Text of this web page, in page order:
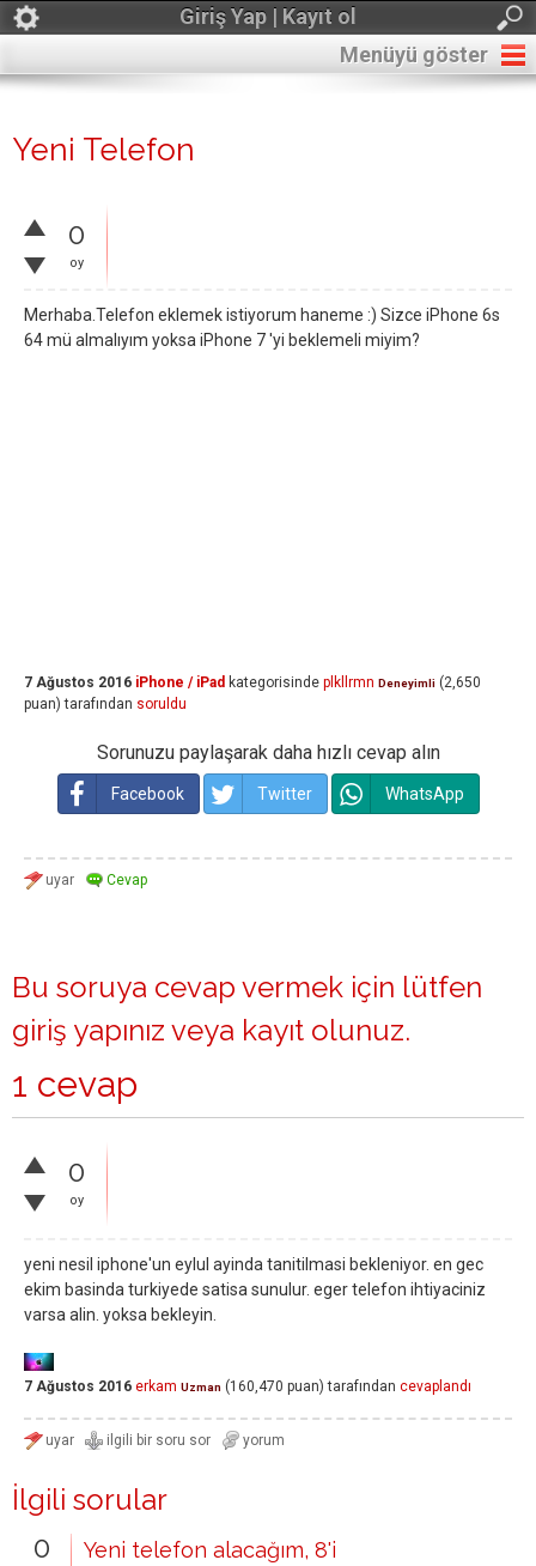
Giriş Yap | Kayıt ol
Menüyü göster
Yeni Telefon
0
oy
Merhaba.Telefon eklemek istiyorum haneme :) Sizce iPhone 6s
64 mü almalıyım yoksa iPhone 7 'yi beklemeli miyim?
7 Ağustos 2016 iPhone / iPad kategorisinde plkllrmn Deneyimli (2,650
puan) tarafından soruldu
Sorunuzu paylaşarak daha hızlı cevap alın
Facebook Twitter WhatsApp
Bu soruya cevap vermek için lütfen
giriş yapınız veya kayıt olunuz.
1 cevap
0
oy
yeni nesil iphone'un eylul ayinda tanitilmasi bekleniyor. en gec
ekim basinda turkiyede satisa sunulur. eger telefon ihtiyaciniz
varsa alin. yoksa bekleyin.
7 Ağustos 2016 erkam Uzman (160,470 puan) tarafından cevaplandı
İlgili sorular
0
Yeni telefon alacağım, 8'i